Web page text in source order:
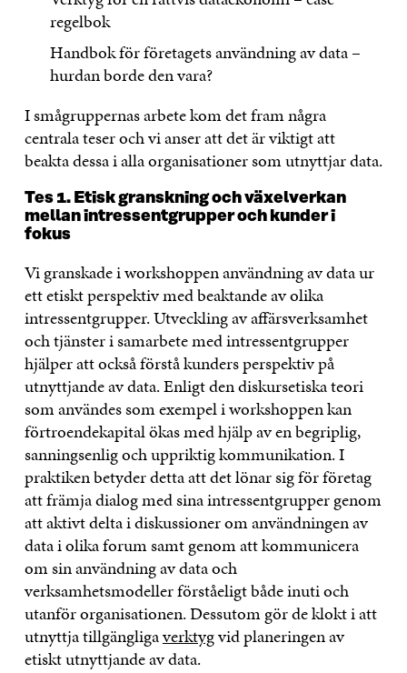
regelbok
Handbok för företagets användning av data –
hurdan borde den vara?
I smågruppernas arbete kom det fram några
centrala teser och vi anser att det är viktigt att
beakta dessa i alla organisationer som utnyttjar data.
Tes 1. Etisk granskning och växelverkan
mellan intressentgrupper och kunder i
fokus
Vi granskade i workshoppen användning av data ur
ett etiskt perspektiv med beaktande av olika
intressentgrupper. Utveckling av affärsverksamhet
och tjänster i samarbete med intressentgrupper
hjälper att också förstå kunders perspektiv på
utnyttjande av data. Enligt den diskursetiska teori
som användes som exempel i workshoppen kan
förtroendekapital ökas med hjälp av en begriplig,
sanningsenlig och uppriktig kommunikation. I
praktiken betyder detta att det lönar sig för företag
att främja dialog med sina intressentgrupper genom
att aktivt delta i diskussioner om användningen av
data i olika forum samt genom att kommunicera
om sin användning av data och
verksamhetsmodeller förståeligt både inuti och
utanför organisationen. Dessutom gör de klokt i att
utnyttja tillgängligaverktygvid planeringen av
etiskt utnyttjande av data.